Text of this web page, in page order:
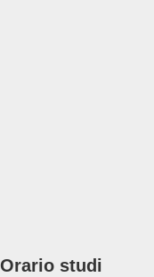
Orario studi